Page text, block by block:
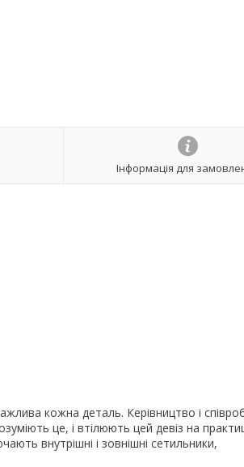
Інформація для
кожна деталь. Керівництво і
це, і втілюють цей девіз на
внутрішні і зовнішні сетильники,